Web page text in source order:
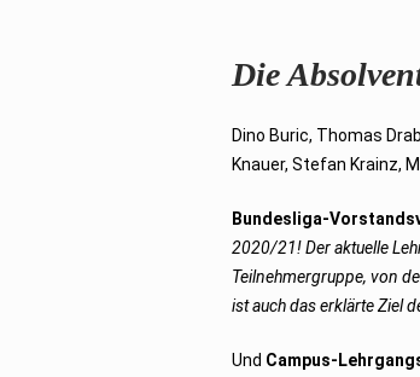
Die
Dino Buric, Thomas
Knauer, Stefan Krainz,
Bundesliga-
2020/21! Der aktuelle
Teilnehmergruppe, von
ist auch das erklärte Ziel
Und Campus-